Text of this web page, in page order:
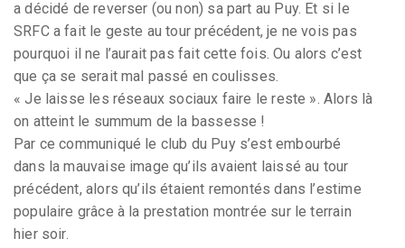
a décidé de reverser (ou non) sa part au Puy. Et si le
SRFC a fait le geste au tour précédent, je ne vois pas
pourquoi il ne l’aurait pas fait cette fois. Ou alors c’est
que ça se serait mal passé en coulisses.
« Je laisse les réseaux sociaux faire le reste ». Alors là
on atteint le summum de la bassesse !
Par ce communiqué le club du Puy s’est embourbé
dans la mauvaise image qu’ils avaient laissé au tour
précédent, alors qu’ils étaient remontés dans l’estime
populaire grâce à la prestation montrée sur le terrain
hier soir.